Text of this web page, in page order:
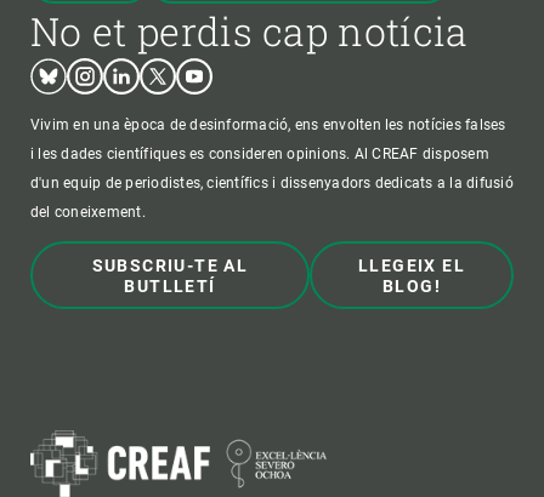
No et perdis cap notícia
BlueskyInstagram
LinkedinTwitterYoutube
Vivim en una època de desinformació, ens envolten les notícies falses
i les dades científiques es consideren opinions. Al CREAF disposem
d'un equip de periodistes, científics i dissenyadors dedicats a la difusió
del coneixement.
SUBSCRIU-TE AL
BUTLLETÍ
LLEGEIX EL
BLOG!